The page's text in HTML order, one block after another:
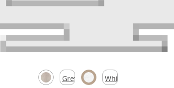
Grey
White